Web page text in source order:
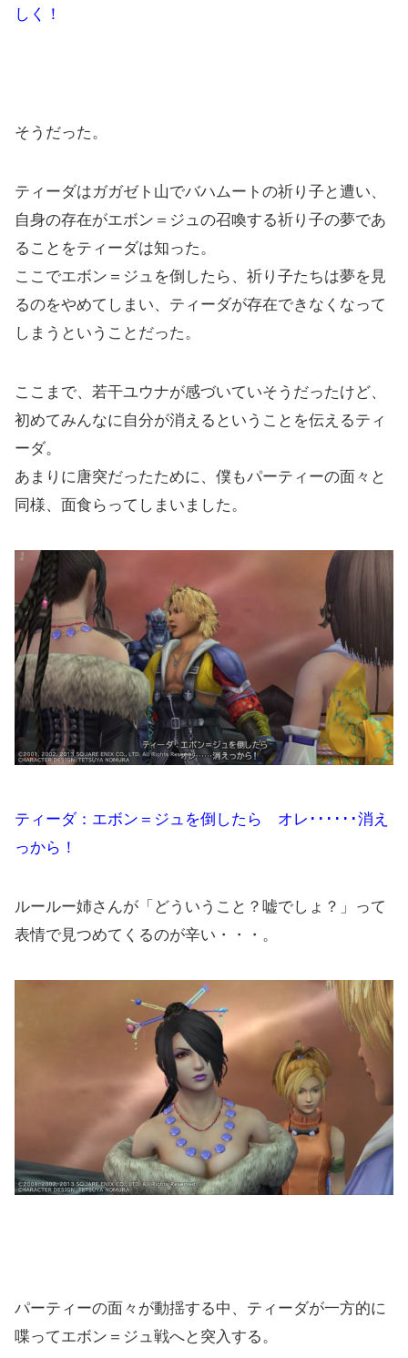
しく！
そうだった。
ティーダはガガゼト山でバハムートの祈り子と遭い、
自身の存在がエボン＝ジュの召喚する祈り子の夢であ
ることをティーダは知った。
ここでエボン＝ジュを倒したら、祈り子たちは夢を見
るのをやめてしまい、ティーダが存在できなくなって
しまうということだった。
ここまで、若干ユウナが感づいていそうだったけど、
初めてみんなに自分が消えるということを伝えるティ
ーダ。
あまりに唐突だったために、僕もパーティーの面々と
同様、面食らってしまいました。
ティーダ：エボン＝ジュを倒したら オレ･･････消え
っから！
ルールー姉さんが「どういうこと？嘘でしょ？」って
表情で見つめてくるのが辛い・・・。
パーティーの面々が動揺する中、ティーダが一方的に
喋ってエボン＝ジュ戦へと突入する。